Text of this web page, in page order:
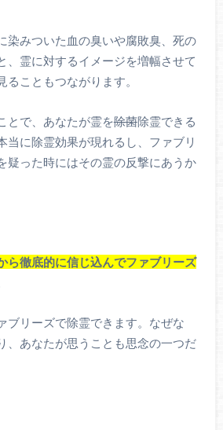
染みついた血の臭いや腐敗臭、死の
、霊に対するイメージを増幅させて
ることもつながります。
とで、あなたが霊を除菌除霊できる
当に除霊効果が現れるし、ファブリ
疑った時にはその霊の反撃にあうか
ら徹底的に信じ込んでファブリーズ
ブリーズで除霊できます。なぜな
、あなたが思うことも思念の一つだ